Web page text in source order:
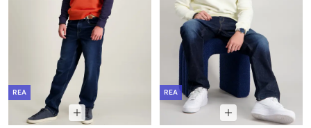
REA REA